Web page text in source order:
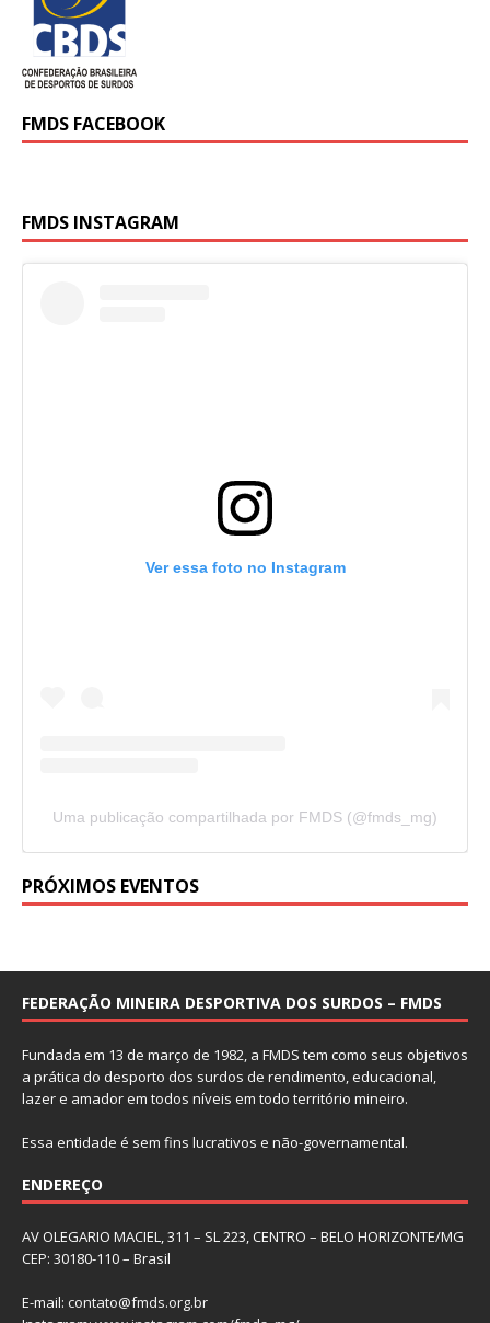
FMDS FACEBOOK
FMDS INSTAGRAM
Ver essa foto no Instagram
Uma publicação compartilhada por FMDS (@fmds_mg)
PRÓXIMOS EVENTOS
FEDERAÇÃO MINEIRA DESPORTIVA DOS SURDOS – FMDS
Fundada em 13 de março de 1982, a FMDS tem como seus objetivos
a prática do desporto dos surdos de rendimento, educacional,
lazer e amador em todos níveis em todo território mineiro.
Essa entidade é sem fins lucrativos e não-governamental.
ENDEREÇO
AV OLEGARIO MACIEL, 311 – SL 223, CENTRO – BELO HORIZONTE/MG
CEP: 30180-110 – Brasil
E-mail: contato@fmds.org.br